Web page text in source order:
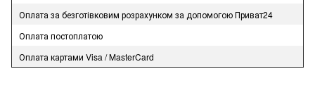
Оплата за безготівковим розрахунком за допомогою Приват24
Оплата постоплатою
Оплата картами Visa / MasterCard